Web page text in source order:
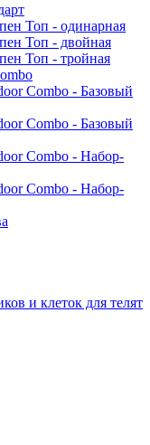
Топ - одинарная
Топ - двойная
Топ - тройная
Combo - Базовый
Combo - Базовый
Combo - Набор-
Combo - Набор-
и клеток для телят